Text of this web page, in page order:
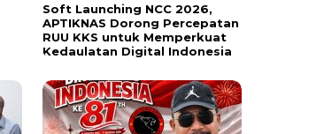
Soft Launching NCC 2026,
APTIKNAS Dorong Percepatan
RUU KKS untuk Memperkuat
Kedaulatan Digital Indonesia